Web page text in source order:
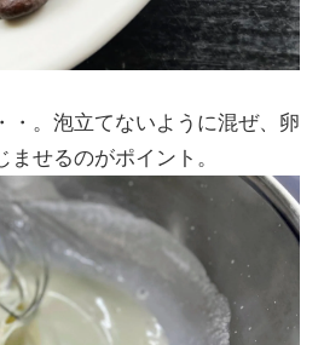
・。泡立てないように混ぜ、卵
せるのがポイント。